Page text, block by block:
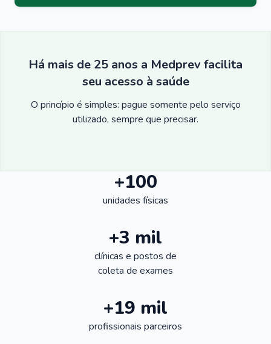
Há mais de 25 anos a Medprev facilita
seu acesso à saúde
O princípio é simples: pague somente pelo serviço
utilizado, sempre que precisar.
+100
unidades físicas
+3 mil
clínicas e postos de
coleta de exames
+19 mil
profissionais parceiros